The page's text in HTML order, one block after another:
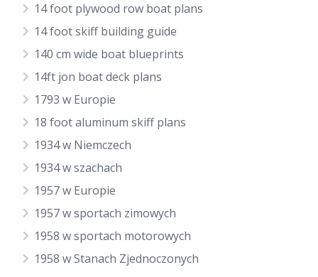
14 foot plywood row boat plans
14 foot skiff building guide
140 cm wide boat blueprints
14ft jon boat deck plans
1793 w Europie
18 foot aluminum skiff plans
1934 w Niemczech
1934 w szachach
1957 w Europie
1957 w sportach zimowych
1958 w sportach motorowych
1958 w Stanach Zjednoczonych